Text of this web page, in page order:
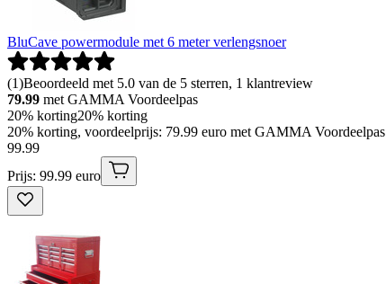
BluCave powermodule met 6 meter verlengsnoer
(1)Beoordeeld met 5.0 van de 5 sterren, 1 klantreview
79.99 met GAMMA Voordeelpas
20% korting20% korting
20% korting, voordeelprijs: 79.99 euro met GAMMA Voordeelpas
99.99
Prijs: 99.99 euro